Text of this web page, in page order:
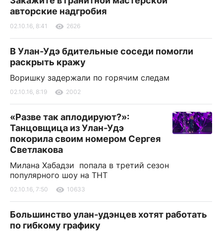
авторские надгробия
02.10.16, 8:41 2626
В Улан-Удэ бдительные соседи помогли
раскрыть кражу
Воришку задержали по горячим следам
02.10.16, 8:19 2002
«Разве так аплодируют?»:
Танцовщица из Улан-Удэ
покорила своим номером Сергея
Светлакова
Милана Хабадзи попала в третий сезон
популярного шоу на ТНТ
02.10.16, 7:50 10633
Большинство улан-удэнцев хотят работать
по гибкому графику